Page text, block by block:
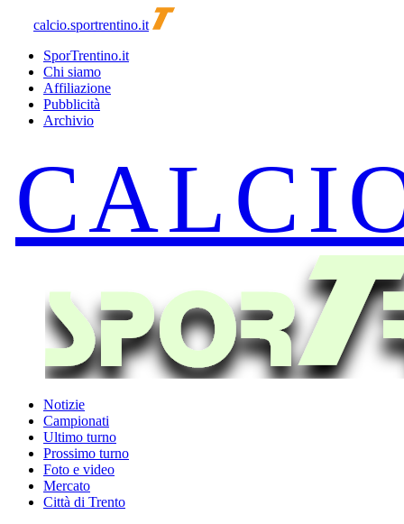
calcio.sportrentino.it
SporTrentino.it
Chi siamo
Affiliazione
Pubblicità
Archivio
Notizie
Campionati
Ultimo turno
Prossimo turno
Foto e video
Mercato
Città di Trento